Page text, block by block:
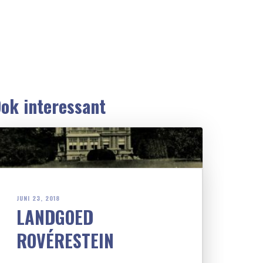
interessant
JUNI 23, 2018
LANDGOED
ROVÉRESTEIN